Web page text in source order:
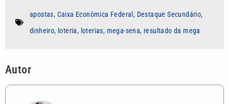
apostas, Caixa Econômica Federal , Destaque Secundário,
dinheiro, loteria, loterias, mega-sena, resultado da mega
Autor